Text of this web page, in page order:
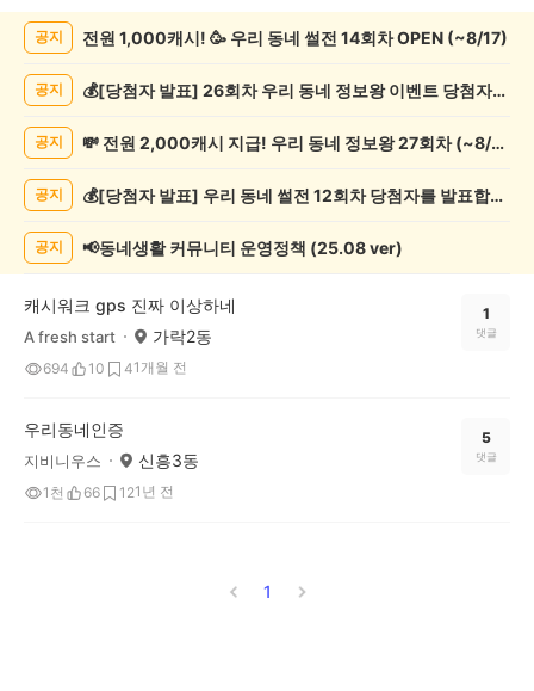
게
공지 전원 1,000캐시! 🥳 우리 동네 썰전 14회차 OPEN (~8/17)
공지 💰[당첨자 발표] 26회차 우리 동네 정보왕 이벤트 당첨자를 발표합니다!
공지 💸 전원 2,000캐시 지급! 우리 동네 정보왕 27회차 (~8/10)
공지 💰[당첨자 발표] 우리 동네 썰전 12회차 당첨자를 발표합니다!
공지 📢동네생활 커뮤니티 운영정책 (25.08 ver)
캐시워크 gps 진짜 이상하네
A fresh start 가락2동
694 10 41개월 전
1
댓글
우리동네인증
지비니우스 신흥3동
1천 66 121년 전
5
댓글
1